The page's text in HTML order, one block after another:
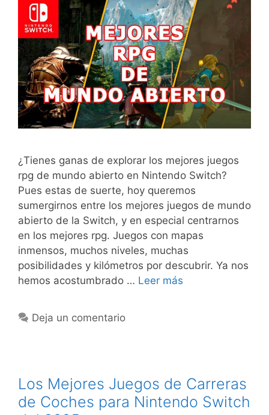
¿Tienes ganas de explorar los mejores juegos
rpg de mundo abierto en Nintendo Switch?
Pues estas de suerte, hoy queremos
sumergirnos entre los mejores juegos de mundo
abierto de la Switch, y en especial centrarnos
en los mejores rpg. Juegos con mapas
inmensos, muchos niveles, muchas
posibilidades y kilómetros por descubrir. Ya nos
hemos acostumbrado … Leer más
Deja un comentario
Los Mejores Juegos de Carreras
de Coches para Nintendo Switch